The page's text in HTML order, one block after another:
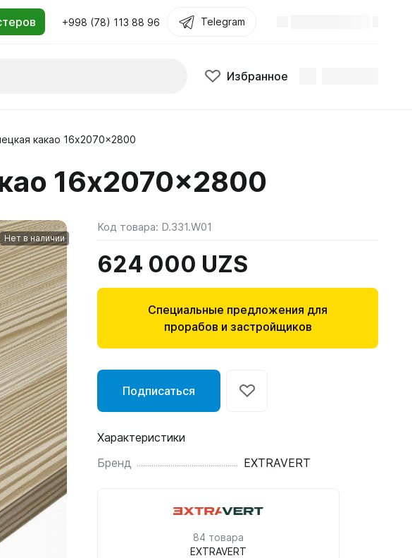
+998 (78) 113 88 96 Telegram
Избранное
какао 16x2070x2800
16x2070x2800
Нет в наличии
Код товара: D.331.W01
624 000 UZS
Специальные предложения для
прорабов и застройщиков
Подписаться
Характеристики
Бренд
EXTRAVERT
84 товара
EXTRAVERT